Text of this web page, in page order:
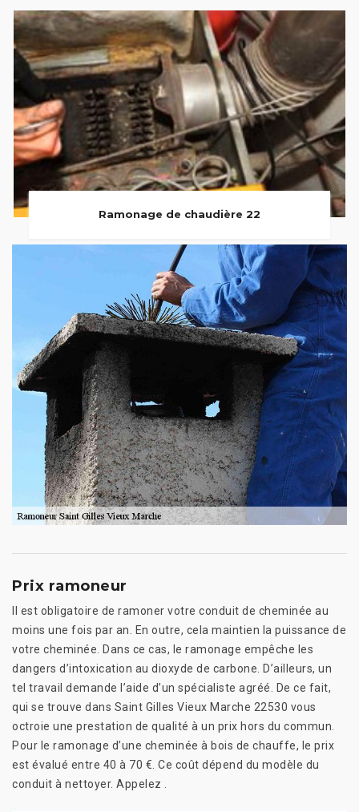
Ramonage de chaudière 22
Prix ramoneur
Il est obligatoire de ramoner votre conduit de cheminée au
moins une fois par an. En outre, cela maintien la puissance de
votre cheminée. Dans ce cas, le ramonage empêche les
dangers d’intoxication au dioxyde de carbone. D’ailleurs, un
tel travail demande l’aide d’un spécialiste agréé. De ce fait,
qui se trouve dans Saint Gilles Vieux Marche 22530 vous
octroie une prestation de qualité à un prix hors du commun.
Pour le ramonage d’une cheminée à bois de chauffe, le prix
est évalué entre 40 à 70 €. Ce coût dépend du modèle du
conduit à nettoyer. Appelez .